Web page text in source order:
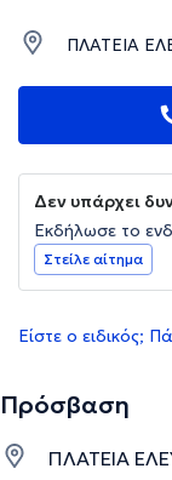
ΠΛΑΤΕΙΑ
Δεν υπάρχει
Εκδήλωσε το
Στείλε αίτημα
Είστε ο ειδικός;
Πρόσβαση
ΠΛΑΤΕΙΑ